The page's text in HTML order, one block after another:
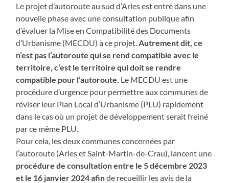
Le projet d’autoroute au sud d’Arles est entré dans une
nouvelle phase avec une consultation publique afin
d’évaluer la Mise en Compatibilité des Documents
d’Urbanisme (MECDU) à ce projet.Autrement dit, ce
n’est pas l’autoroute qui se rend compatible avec le
territoire, c’est le territoire qui doit se rendre
compatible pour l’autoroute. Le MECDU est une
procédure d’urgence pour permettre aux communes de
réviser leur Plan Local d’Urbanisme (PLU) rapidement
dans le cas où un projet de développement serait freiné
par ce même PLU.
Pour cela, les deux communes concernées par
l’autoroute (Arles et Saint-Martin-de-Crau), lancent une
procédure de consultation entre le 5 décembre 2023
et le 16 janvier 2024 afinde recueillir les avis de la